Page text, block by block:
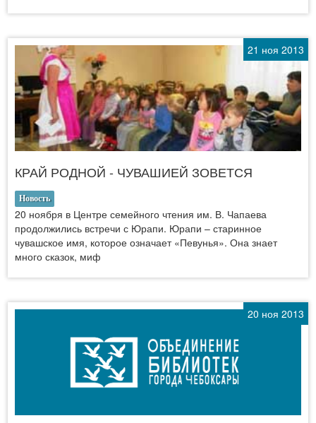
21 ноя 2013
КРАЙ РОДНОЙ - ЧУВАШИЕЙ ЗОВЕТСЯ
Новость
20 ноября в Центре семейного чтения им. В. Чапаева
продолжились встречи с Юрапи. Юрапи – старинное
чувашское имя, которое означает «Певунья». Она знает
много сказок, миф
20 ноя 2013